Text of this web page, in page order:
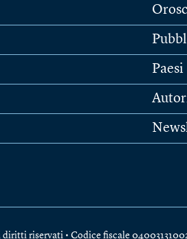
Paesi
riservati • Codice fiscale